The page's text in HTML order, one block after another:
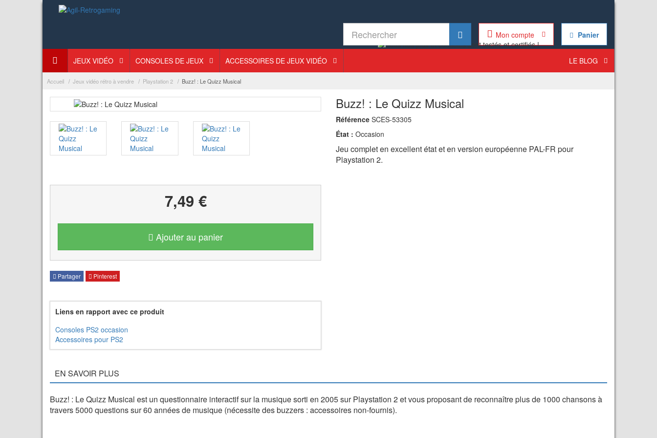
Panier
Mon compte
JEUX VIDÉO CONSOLES DE JEUX ACCESSOIRES DE JEUX VIDÉO LE BLOG
Accueil Jeux vidéo rétro à vendre Playstation 2 Buzz! : Le Quizz Musical
Buzz! : Le Quizz Musical
Référence SCES-53305
État : Occasion
Jeu complet en excellent état et en version européenne PAL-FR pour
Playstation 2.
7,49 €
Ajouter au panier
Partager Pinterest
Liens en rapport avec ce produit
Consoles PS2 occasion
Accessoires pour PS2
EN SAVOIR PLUS
Buzz! : Le Quizz Musical est un questionnaire interactif sur la musique sorti en 2005 sur Playstation 2 et vous proposant de reconnaître plus de 1000 chansons à
travers 5000 questions sur 60 années de musique (nécessite des buzzers : accessoires non-fournis).